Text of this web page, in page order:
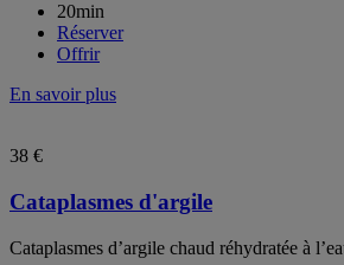
20min
Réserver
Offrir
En savoir plus
38 €
Cataplasmes d'argile
Cataplasmes d’argile chaud réhydratée à